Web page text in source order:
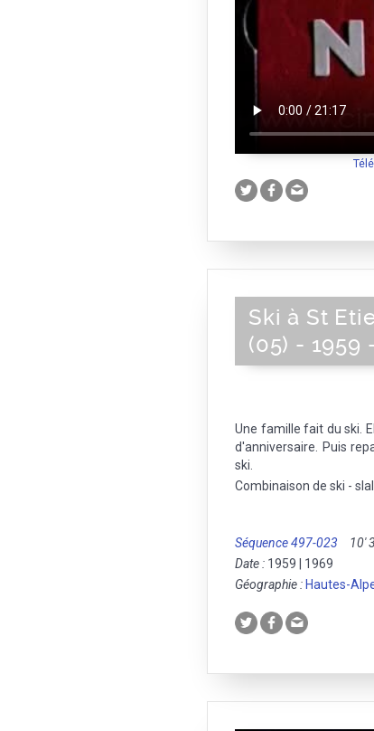
Ski à St
(05) - 1959
Une famille fait du ski.
d'anniversaire. Puis
ski.
Combinaison de ski -
Séquence 497-023 10'
Date : 1959 | 1969
Géographie : Hautes-